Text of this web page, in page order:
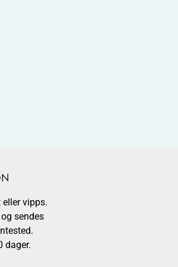
eller vipps.
sendes
dager.